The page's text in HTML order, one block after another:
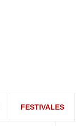
FESTIVALES